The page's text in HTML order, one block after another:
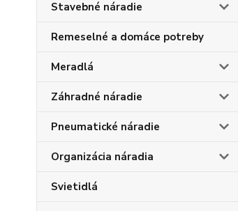
Stavebné náradie
Remeselné a domáce potreby
Meradlá
Záhradné náradie
Pneumatické náradie
Organizácia náradia
Svietidlá